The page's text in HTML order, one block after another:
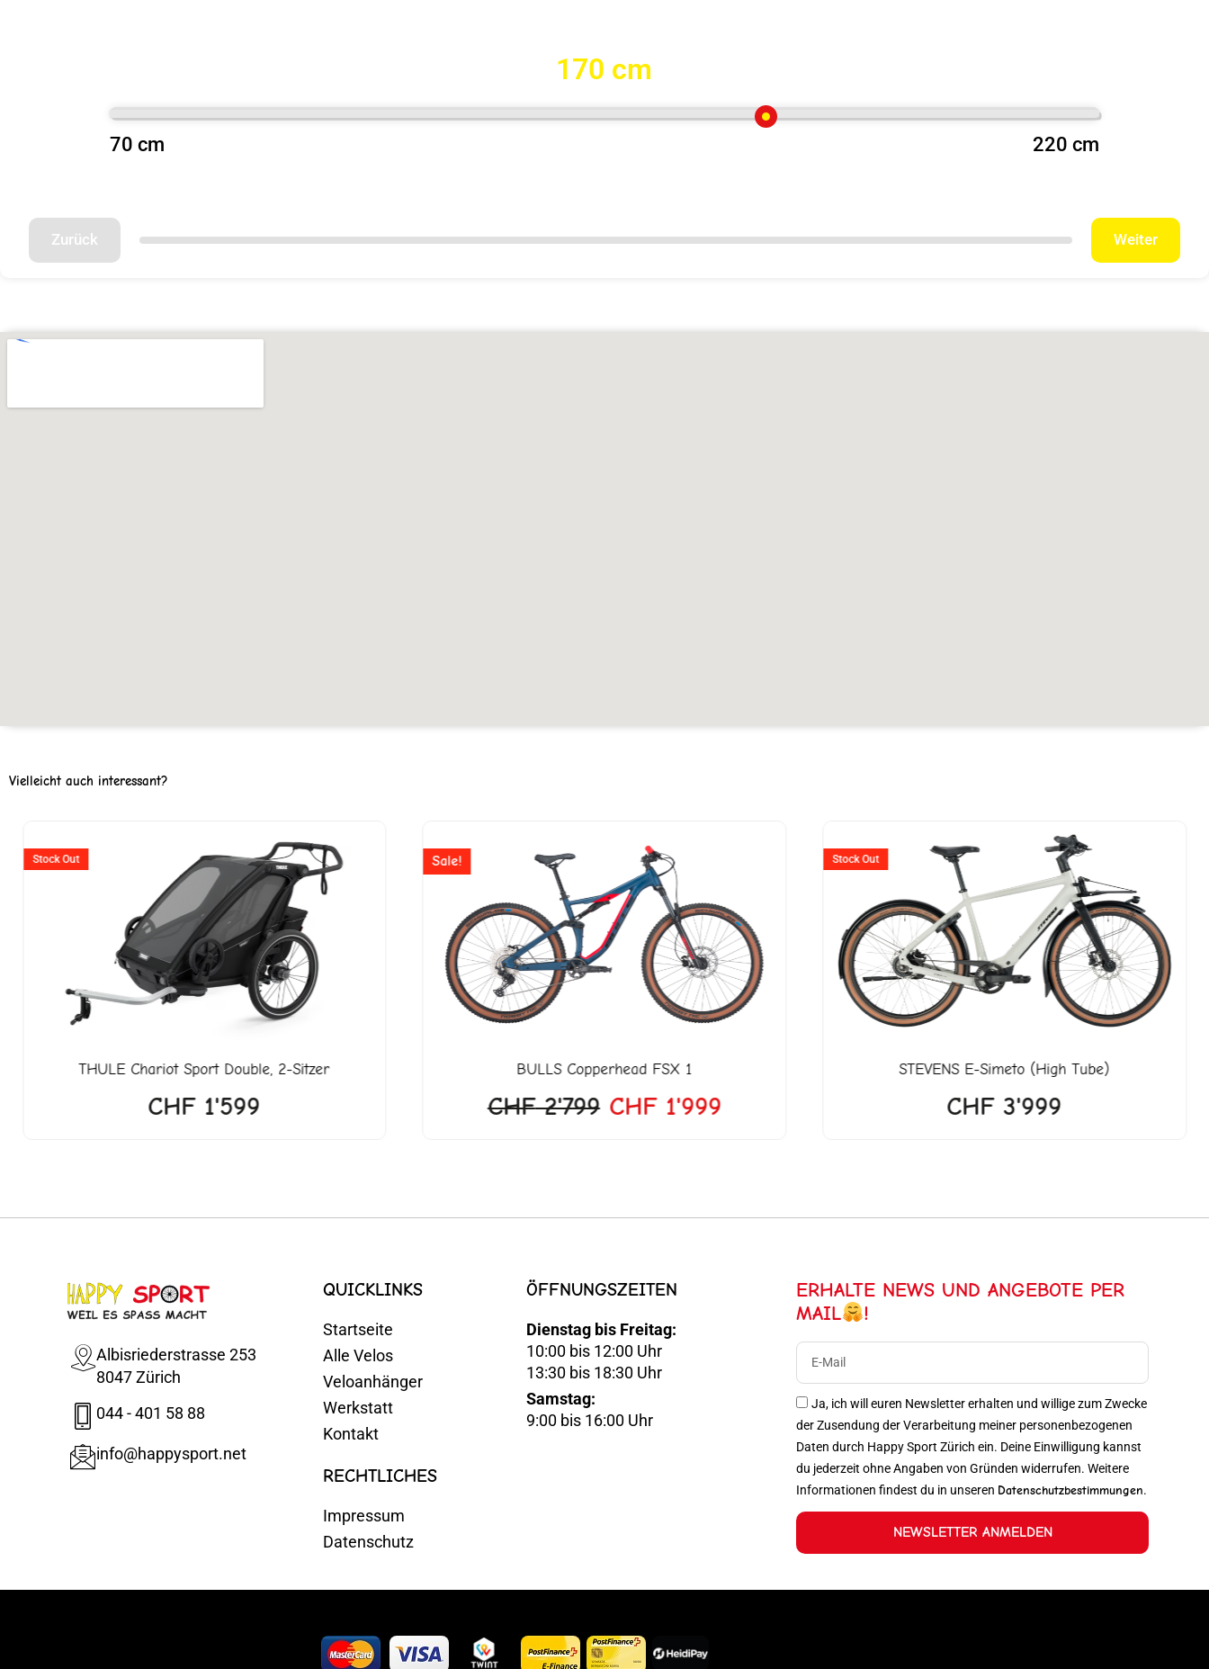
170 cm
70 cm 220 cm
Zurück Weiter
Vielleicht auch interessant?
Stock Out
THULEChariot Sport Double, 2-Sitzer
CHF1'599
Sale!
BULLSCopperhead FSX 1
CHF2'799
Preis
war:
CHF 2'799
CHF1'999
ist:
CHF 1'999.
Stock Out
STEVENSE-Simeto (High Tube)
CHF3'999
Albisriederstrasse 253
8047 Zürich
044 - 401 58 88
info@happysport.net
QUICKLINKS
Startseite
Alle Velos
Veloanhänger
Werkstatt
Kontakt
RECHTLICHES
Impressum
Datenschutz
ÖFFNUNGSZEITEN
Dienstag bis Freitag:
10:00 bis 12:00 Uhr
13:30 bis 18:30 Uhr
Samstag:
9:00 bis 16:00 Uhr
ERHALTE NEWS UND ANGEBOTE PER
MAIL
!
Ja, ich will euren Newsletter erhalten und willige zum Zwecke
der Zusendung der Verarbeitung meiner personenbezogenen
Daten durch Happy Sport Zürich ein. Deine Einwilligung kannst
du jederzeit ohne Angaben von Gründen widerrufen. Weitere
Informationen findest du in unseren Datenschutzbestimmungen.
NEWSLETTER ANMELDEN